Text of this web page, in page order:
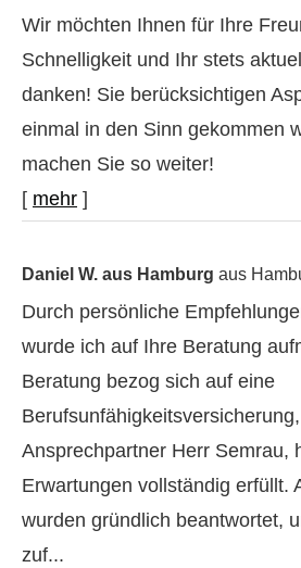
Wir möchten Ihnen für Ihre
Schnelligkeit und Ihr stets
danken! Sie berücksichtigen
einmal in den Sinn gekommen
machen Sie so weiter!
[ mehr ]
Daniel W. aus Hamburg aus
Durch persönliche
wurde ich auf Ihre Beratung
Beratung bezog sich auf eine
Ansprechpartner Herr Semrau,
Erwartungen vollständig erfüllt.
wurden gründlich beantwortet,
zuf...